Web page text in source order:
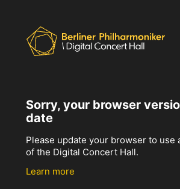
Sorry, your browser
date
Please update your browser to use
of the Digital Concert Hall.
Learn more